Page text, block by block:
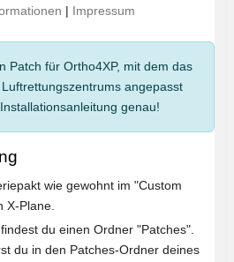
Patch für Ortho4XP, mit dem das
angepasst
genau!
wie gewohnt im "Custom
X-Plane.
du einen Ordner "Patches".
du in den Patches-Ordner deines
| Impressum